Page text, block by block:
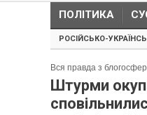
ПОЛІТИКА
РОСІЙСЬКО-
Вся правда з
Штурми